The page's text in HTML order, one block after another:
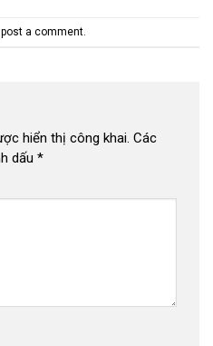
post a comment.
hiển thị công khai. Các
dấu *